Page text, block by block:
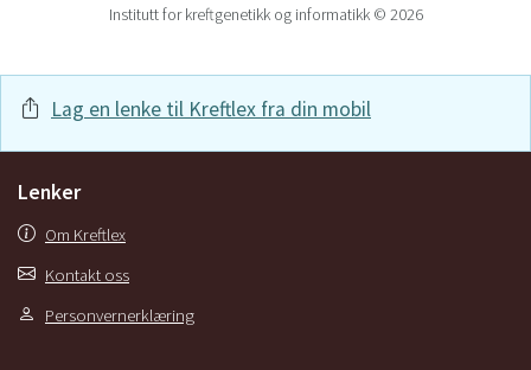
Institutt for kreftgenetikk og informatikk © 2026
Lag en lenke til Kreftlex fra din mobil
Lenker
Om Kreftlex
Kontakt oss
Personvernerklæring